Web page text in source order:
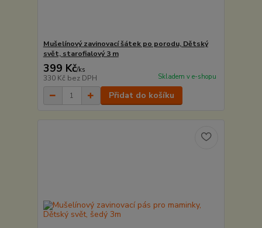
Mušelínový zavinovací šátek po porodu, Dětský
svět, starofialový 3 m
399 Kč/ks
330 Kč bez DPH Skladem v e-shopu
Přidat do košíku